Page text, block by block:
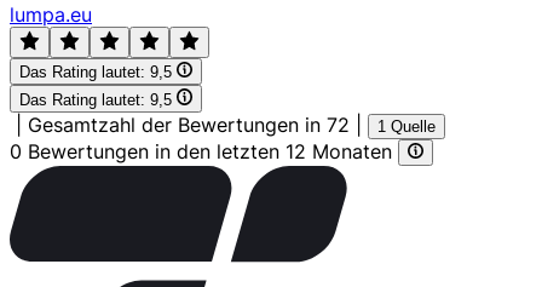
lumpa.eu
Das Rating lautet: 9,5
Das Rating lautet: 9,5
Gesamtzahl der Bewertungen in 72 1 Quelle
0 Bewertungen in den letzten 12 Monaten